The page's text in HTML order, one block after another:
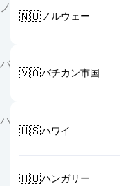
ノ
🇳🇴ノルウェー
バ
🇻🇦バチカン市国
ハ
🇺🇸ハワイ
🇭🇺ハンガリー